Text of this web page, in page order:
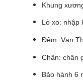
Khung
Lò xo: nhập
Đệm: Vạn
Chân: chân
Bảo hành 6